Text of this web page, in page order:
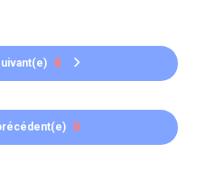
🔒
🔒